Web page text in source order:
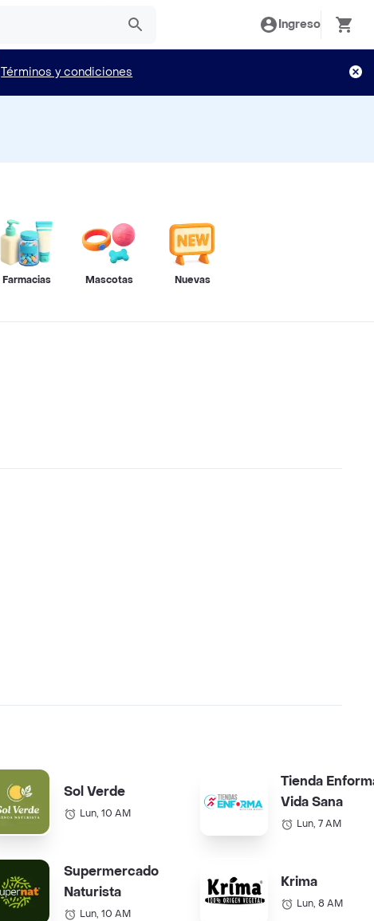
Ingreso
Términos y condiciones
Farmacias Mascotas Nuevas
Sol Verde
Lun, 10 AM
Supermercado
Naturista
Lun, 10 AM
Tienda
Vida Sana
Lun, 7 AM
Krima
Lun, 8 AM